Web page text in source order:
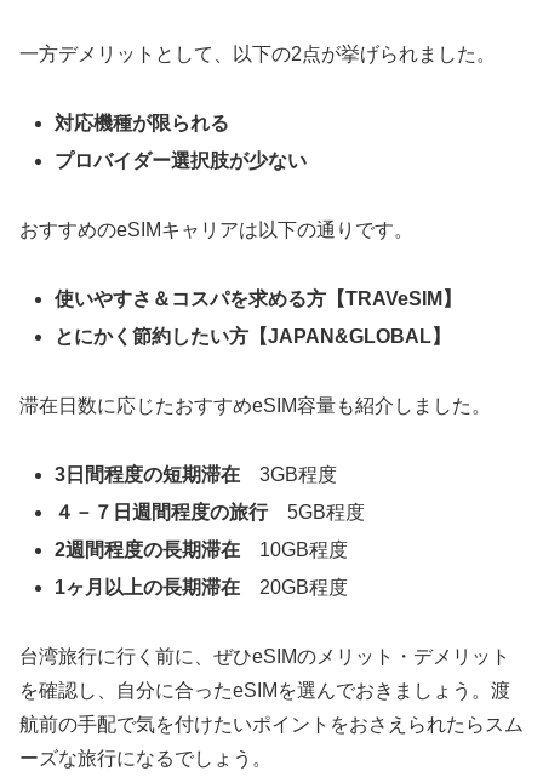
一方デメリットとして、以下の2点が挙げられました。
対応機種が限られる
プロバイダー選択肢が少ない
おすすめのeSIMキャリアは以下の通りです。
使いやすさ＆コスパを求める方【TRAVeSIM】
とにかく節約したい方【JAPAN&GLOBAL】
滞在日数に応じたおすすめeSIM容量も紹介しました。
3日間程度の短期滞在 3GB程度
４－７日週間程度の旅行5GB程度
2週間程度の長期滞在 10GB程度
1ヶ月以上の長期滞在 20GB程度
台湾旅行に行く前に、ぜひeSIMのメリット・デメリット
を確認し、自分に合ったeSIMを選んでおきましょう。渡
航前の手配で気を付けたいポイントをおさえられたらスム
ーズな旅行になるでしょう。